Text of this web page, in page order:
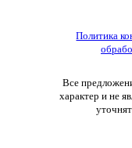
Все
характер и не
Политика